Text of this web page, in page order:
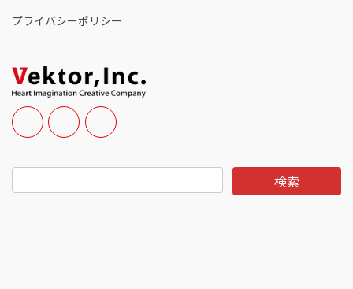
プライバシーポリシー